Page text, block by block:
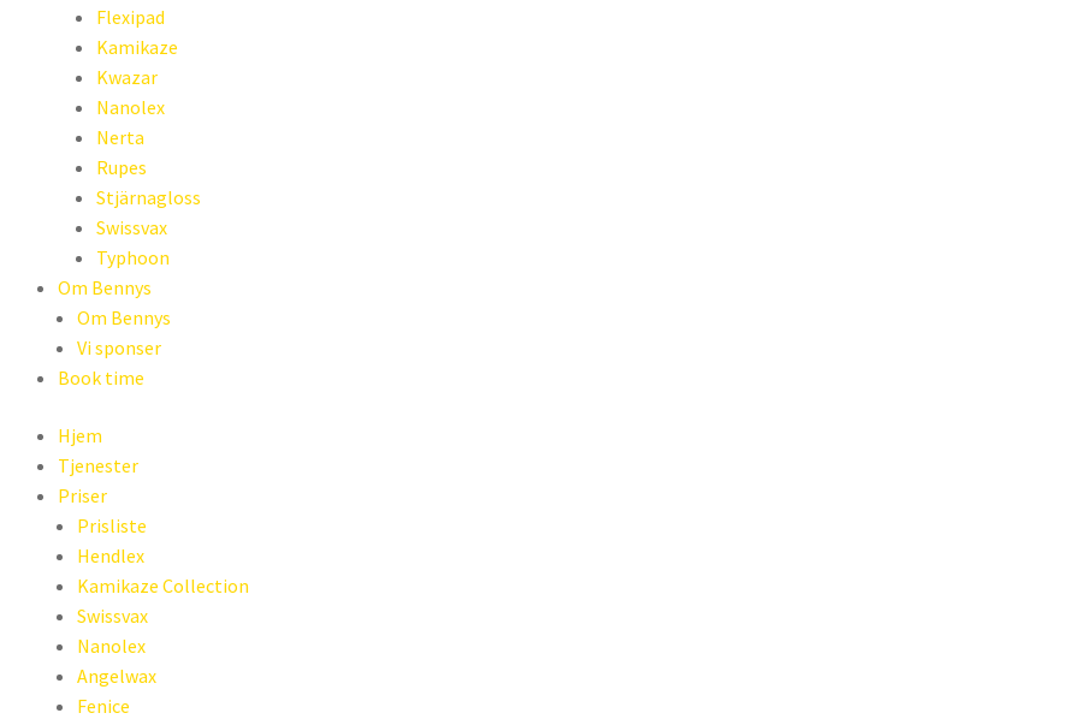
Flexipad
Kamikaze
Kwazar
Nanolex
Nerta
Rupes
Stjärnagloss
Swissvax
Typhoon
Om Bennys
Om Bennys
Vi sponser
Book time
Hjem
Tjenester
Priser
Prisliste
Hendlex
Kamikaze Collection
Swissvax
Nanolex
Angelwax
Fenice